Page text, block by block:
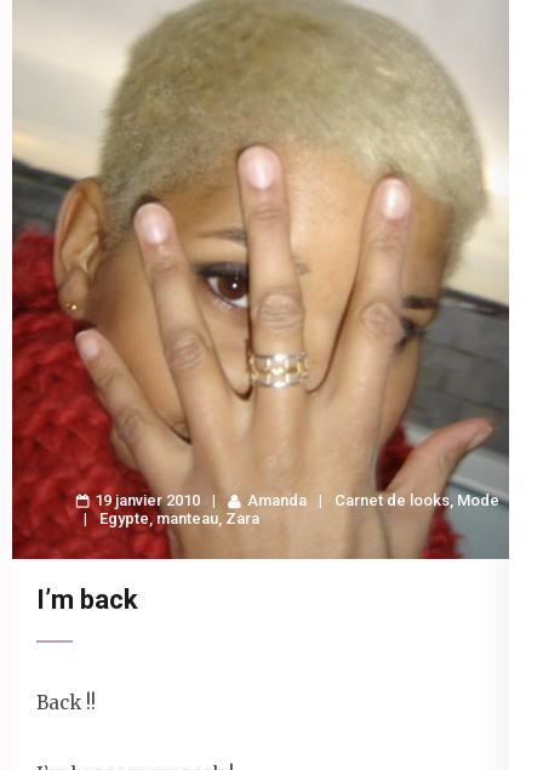
19 janvier 2010 Amanda Carnet de looks Mode
Egypte ,manteau Zara
I’m back
Back !!